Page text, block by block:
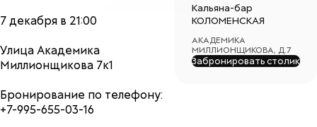
7 декабря в 21:00
Улица Академика
Миллионщикова 7к1
Бронирование по телефону:
+7-995-655-03-16
Кальяна-бар
КОЛОМЕНСКАЯ
АКАДЕМИКА
МИЛЛИОНЩИКОВА, Д.7
Забронировать столик